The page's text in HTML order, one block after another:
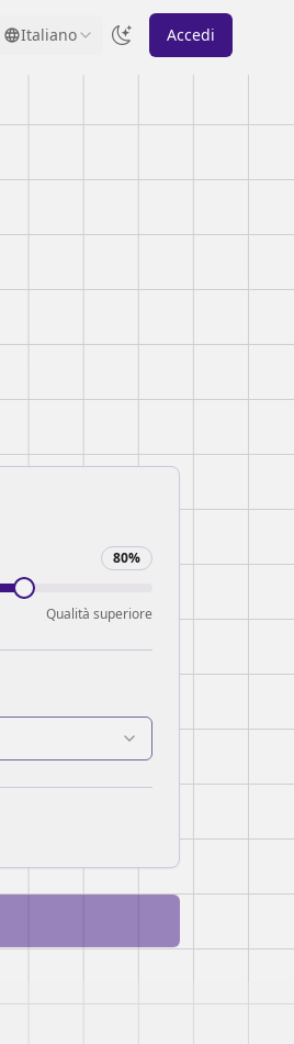
Italiano Accedi
80%
Qualità superiore